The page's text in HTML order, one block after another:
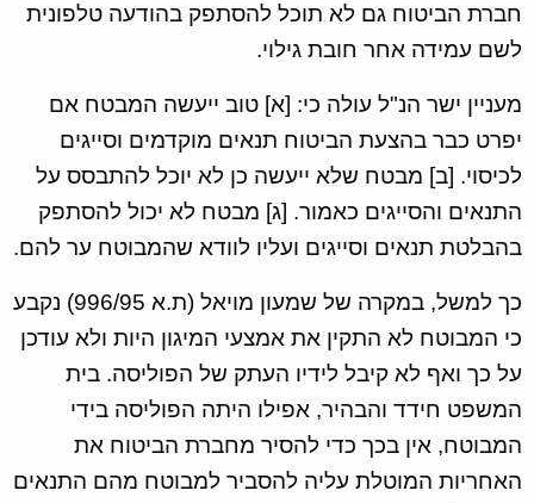
חברת הביטוח גם לא תוכל להסתפק בהודעה טלפונית
לשם עמידה אחר חובת גילוי.
מעניין ישר הנ"ל עולה כי: [א] טוב ייעשה המבטח אם
יפרט כבר בהצעת הביטוח תנאים מוקדמים וסייגים
לכיסוי. [ב] מבטח שלא ייעשה כן לא יוכל להתבסס על
התנאים והסייגים כאמור. [ג] מבטח לא יכול להסתפק
בהבלטת תנאים וסייגים ועליו לוודא שהמבוטח ער להם.
כך למשל, במקרה של שמעון מויאל (ת.א 996/95) נקבע
כי המבוטח לא התקין את אמצעי המיגון היות ולא עודכן
על כך ואף לא קיבל לידיו העתק של הפוליסה. בית
המשפט חידד והבהיר, אפילו היתה הפוליסה בידי
המבוטח, אין בכך כדי להסיר מחברת הביטוח את
האחריות המוטלת עליה להסביר למבוטח מהם התנאים